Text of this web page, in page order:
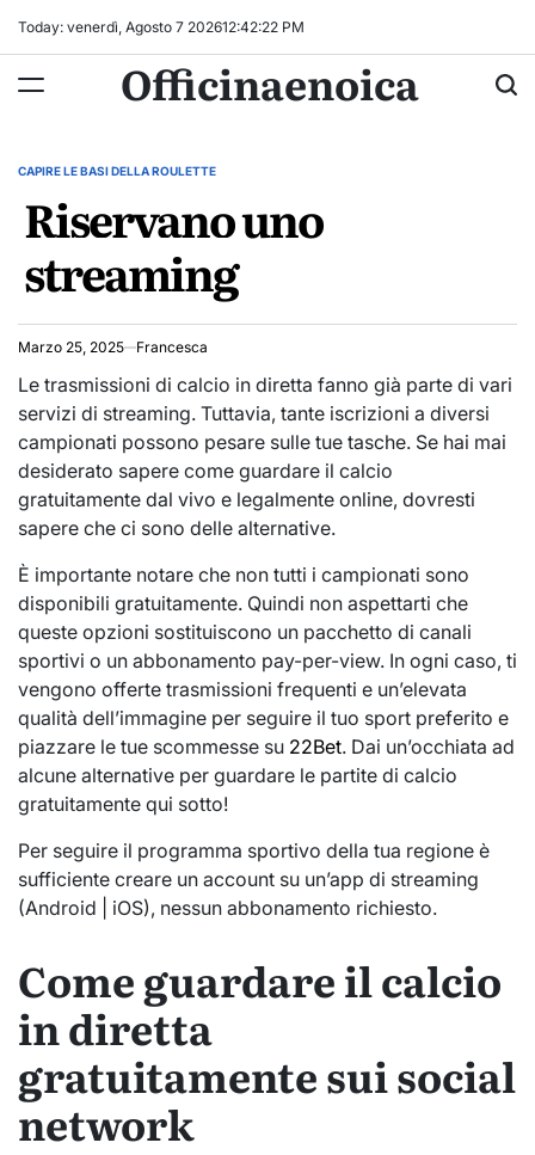
Today: venerdì, Agosto 7 202612:42:22 PM
Officinaenoica
POSTED
CAPIRE LE BASI DELLA ROULETTE
Riservano uno
streaming
Marzo 25, 2025 Francesca
Le trasmissioni di calcio in diretta fanno già parte di vari
servizi di streaming. Tuttavia, tante iscrizioni a diversi
campionati possono pesare sulle tue tasche. Se hai mai
desiderato sapere come guardare il calcio
gratuitamente dal vivo e legalmente online, dovresti
sapere che ci sono delle alternative.
È importante notare che non tutti i campionati sono
disponibili gratuitamente. Quindi non aspettarti che
queste opzioni sostituiscono un pacchetto di canali
sportivi o un abbonamento pay-per-view. In ogni caso, ti
vengono offerte trasmissioni frequenti e un’elevata
qualità dell’immagine per seguire il tuo sport preferito e
piazzare le tue scommesse su 22Bet. Dai un’occhiata ad
alcune alternative per guardare le partite di calcio
gratuitamente qui sotto!
Per seguire il programma sportivo della tua regione è
sufficiente creare un account su un’app di streaming
(Android | iOS), nessun abbonamento richiesto.
Come guardare il calcio
in diretta
gratuitamente sui social
network